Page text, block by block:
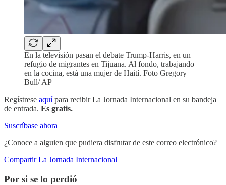
En la televisión pasan el debate Trump-Harris, en un
refugio de migrantes en Tijuana. Al fondo, trabajando
en la cocina, está una mujer de Haití. Foto Gregory
Bull/ AP
Regístrese aquípara recibir La Jornada Internacional en su bandeja
de entrada. Es gratis.
Suscríbase ahora
¿Conoce a alguien que pudiera disfrutar de este correo electrónico?
Compartir La Jornada Internacional
Por si se lo perdió